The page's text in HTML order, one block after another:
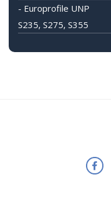
- Europrofile UNP
S235, S275, S355